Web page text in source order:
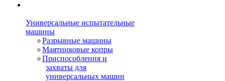
Универсальные испытательные
машины
Разрывные машины
Маятниковые копры
Приспособления и
захваты для
универсальных машин